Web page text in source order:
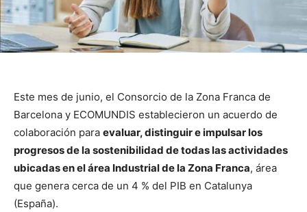
Este mes de junio, el Consorcio de la Zona Franca de
Barcelona y ECOMUNDIS establecieron un acuerdo de
colaboración para evaluar, distinguir e impulsar los
progresos de la sostenibilidad de todas las actividades
ubicadas en el área Industrial de la Zona Franca, área
que genera cerca de un 4 % del PIB en Catalunya
(España).